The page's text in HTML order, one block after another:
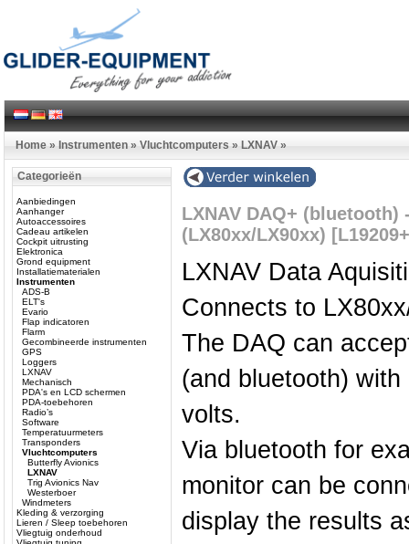
Home » Instrumenten » Vluchtcomputers » LXNAV »
Categorieën
Aanbiedingen
Aanhanger
Autoaccessoires
Cadeau artikelen
Cockpit uitrusting
Elektronica
Grond equipment
Installatiematerialen
Instrumenten
ADS-B
ELT's
Evario
Flap indicatoren
Flarm
Gecombineerde instrumenten
GPS
Loggers
LXNAV
Mechanisch
PDA's en LCD schermen
PDA-toebehoren
Radio’s
Software
Temperatuurmeters
Transponders
Vluchtcomputers
Butterfly Avionics
LXNAV
Trig Avionics Nav
Westerboer
Windmeters
Kleding & verzorging
Lieren / Sleep toebehoren
Vliegtuig onderhoud
LXNAV DAQ+
(LX80xx/LX90xx)
LXNAV Data
Connects to
The DAQ can
(and bluetooth)
volts.
Via bluetooth for
monitor can be
display the results